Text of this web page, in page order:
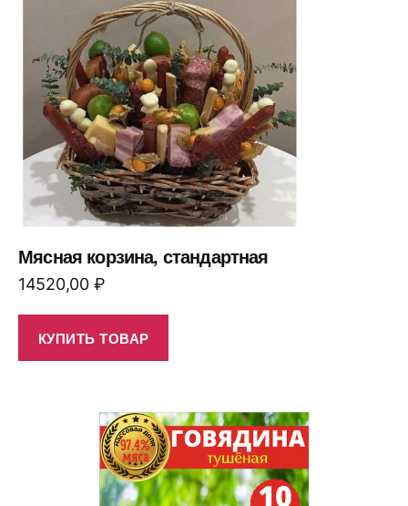
Мясная корзина, стандартная
14520,00 ₽
КУПИТЬ ТОВАР